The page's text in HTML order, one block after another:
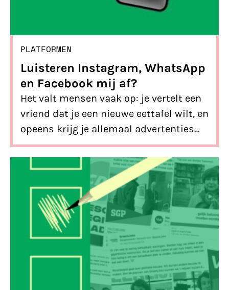
PLATFORMEN
Luisteren Instagram, WhatsApp
en Facebook mij af?
Het valt mensen vaak op: je vertelt een
vriend dat je een nieuwe eettafel wilt, en
opeens krijg je allemaal advertenties
van meubelwinkels op Instagram.
Maar… Instagram luister je niet af. De
werkelijkheid is eigenlijk nog enger. We
leggen het je uit.